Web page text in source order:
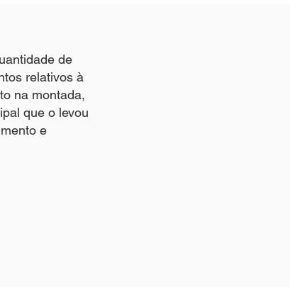
de
relativos à
na montada,
que o levou
e